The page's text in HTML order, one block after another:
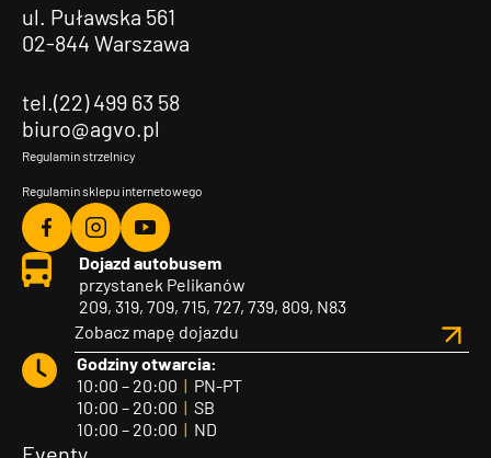
ul. Puławska 561
02-844 Warszawa
tel.(22) 499 63 58
biuro@agvo.pl
Regulamin strzelnicy
Regulamin sklepu internetowego
Agvo
Facebook
Agvo
Instagram
Agvo
YouTube
Dojazd autobusem
przystanek Pelikanów
209, 319, 709, 715, 727, 739, 809, N83
Zobacz mapę dojazdu
Godziny otwarcia:
10:00 – 20:00 | PN-PT
10:00 – 20:00 | SB
10:00 – 20:00 | ND